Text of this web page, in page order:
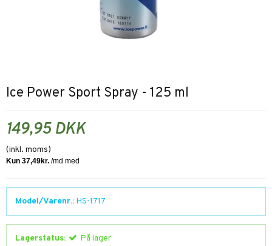
Ice Power Sport Spray - 125 ml
149,95 DKK
(inkl. moms)
Model/Varenr.: HS-1717
Lagerstatus: På lager